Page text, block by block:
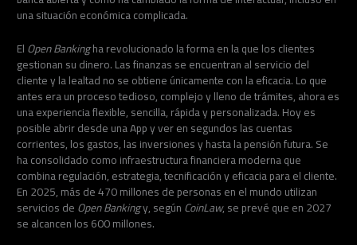
una situación económica complicada.
ElOpen Bankingha revolucionado la forma en la que los clientes
gestionan su dinero. Las finanzas se encuentran al servicio del
cliente y la lealtad no se obtiene únicamente con la eficacia. Lo que
antes era un proceso tedioso, complejo y lleno de trámites, ahora es
una experiencia flexible, sencilla, rápida y personalizada. Hoy es
posible abrir desde una App y ver en segundos las cuentas
corrientes, los gastos, las inversiones y hasta la pensión futura. Se
ha consolidado como infraestructura financiera moderna que
combina regulación, estrategia, tecnificación y eficacia para el cliente.
En 2025, más de 470 millones de personas en el mundo utilizan
servicios deOpen Bankingy, segúnCoinLaw, se prevé que en 2027
se alcancen los 600 millones.